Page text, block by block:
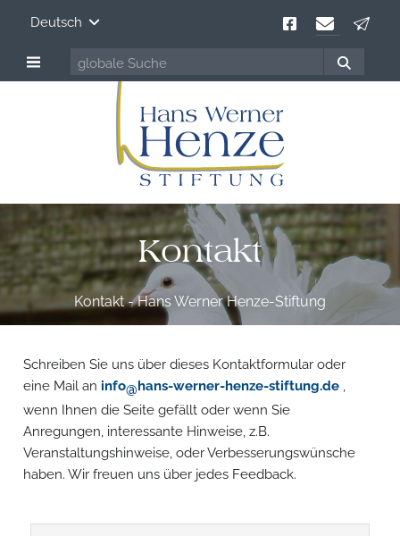
Deutsch
Kontakt
Kontakt - Hans Werner Henze-Stiftung
Schreiben Sie uns über dieses Kontaktformular oder
eine Mail an info@hans-werner-henze-stiftung.de
wenn Ihnen die Seite gefällt oder wenn Sie
Anregungen, interessante Hinweise, z.B.
Veranstaltungshinweise, oder Verbesserungswünsche
haben. Wir freuen uns über jedes Feedback.